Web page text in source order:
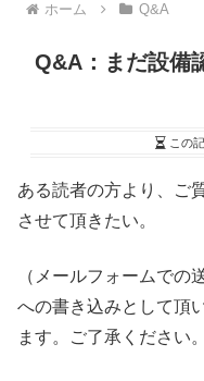
ホーム Q&A
Q&A：まだ設備
この
ある読者の方より、ご
させて頂きたい。
（メールフォームでの
への書き込みとして頂
ます。ご了承ください。